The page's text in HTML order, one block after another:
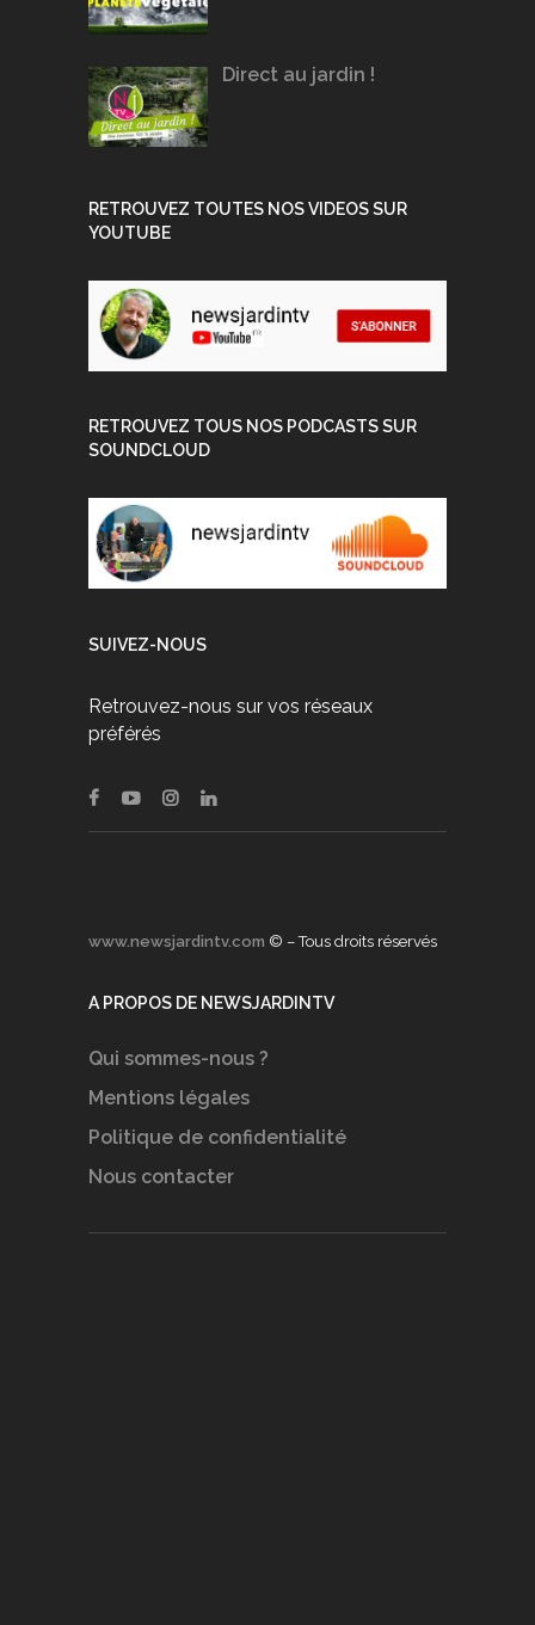
Direct au jardin !
RETROUVEZ TOUTES NOS VIDEOS SUR
YOUTUBE
RETROUVEZ TOUS NOS PODCASTS SUR
SOUNDCLOUD
SUIVEZ-NOUS
Retrouvez-nous sur vos réseaux
préférés
www.newsjardintv.com © – Tous droits réservés
A PROPOS DE NEWSJARDINTV
Qui sommes-nous ?
Mentions légales
Politique de confidentialité
Nous contacter